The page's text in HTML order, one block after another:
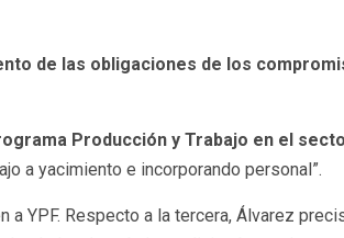
de las obligaciones de los
Producción y Trabajo en el
a yacimiento e incorporando personal”.
a YPF. Respecto a la tercera, Álvarez